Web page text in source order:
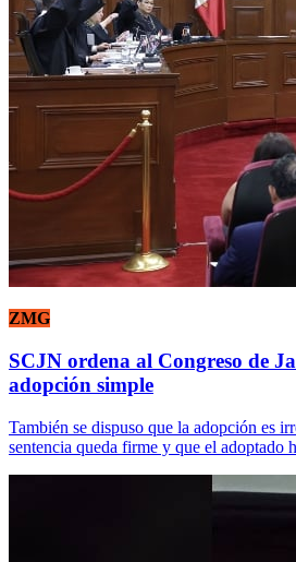
ZMG
SCJN ordena al Congreso de
adopción simple
También se dispuso que la adopción es
sentencia queda firme y que el adoptado